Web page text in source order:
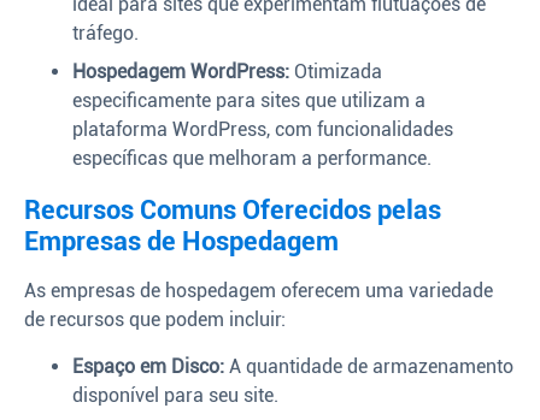
ideal para sites que experimentam flutuações de
tráfego.
Hospedagem WordPress: Otimizada
especificamente para sites que utilizam a
plataforma WordPress, com funcionalidades
específicas que melhoram a performance.
Recursos Comuns Oferecidos pelas
Empresas de Hospedagem
As empresas de hospedagem oferecem uma variedade
de recursos que podem incluir:
Espaço em Disco: A quantidade de armazenamento
disponível para seu site.